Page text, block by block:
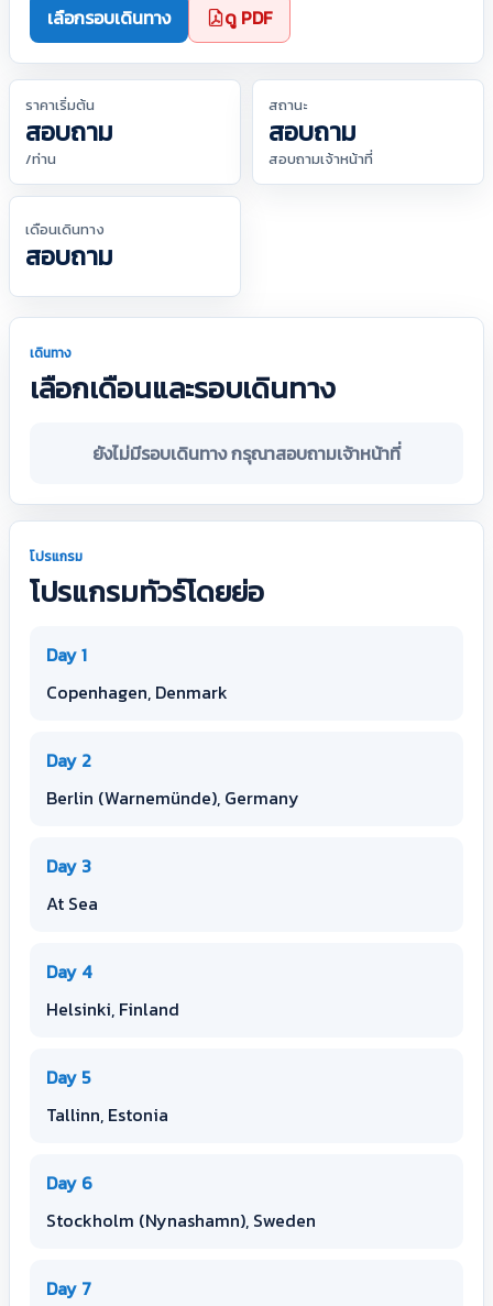
เลือกรอบเดินทาง ดู PDF
ราคาเริ่มต้น
สอบถาม
/ท่าน
สถานะ
สอบถาม
สอบถามเจ้าหน้าที่
เดือนเดินทาง
สอบถาม
เดินทาง
เลือกเดือนและรอบเดินทาง
ยังไม่มีรอบเดินทาง กรุณาสอบถามเจ้าหน้าที่
โปรแกรม
โปรแกรมทัวร์โดยย่อ
Day 1
Copenhagen, Denmark
Day 2
Berlin (Warnemünde), Germany
Day 3
At Sea
Day 4
Helsinki, Finland
Day 5
Tallinn, Estonia
Day 6
Stockholm (Nynashamn), Sweden
Day 7